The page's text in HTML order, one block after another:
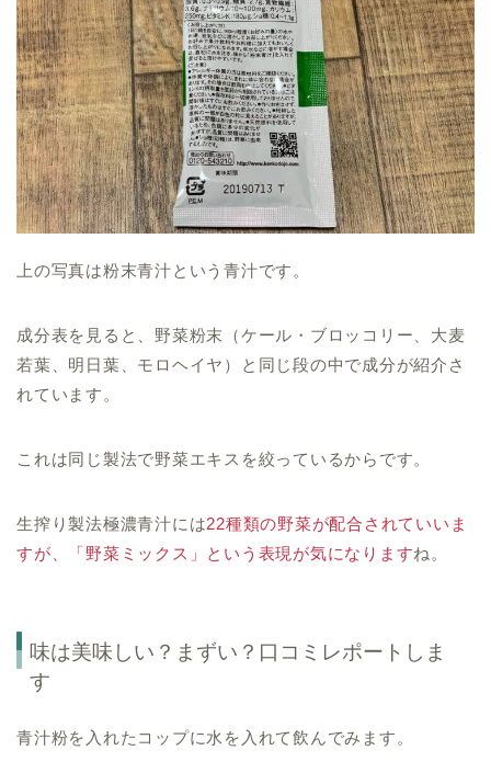
上の写真は粉末青汁という青汁です。
成分表を見ると、野菜粉末（ケール・ブロッコリー、大麦
若葉、明日葉、モロヘイヤ）と同じ段の中で成分が紹介さ
れています。
これは同じ製法で野菜エキスを絞っているからです。
生搾り製法極濃青汁には22種類の野菜が配合されていいま
すが、「野菜ミックス」という表現が気になりますね。
味は美味しい？まずい？口コミレポートしま
す
青汁粉を入れたコップに水を入れて飲んでみます。